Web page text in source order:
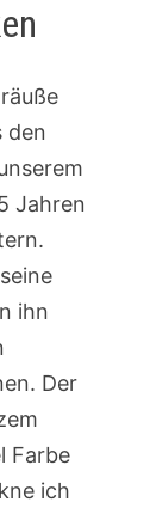
den
Jahren
ihn
Der
Farbe
ich